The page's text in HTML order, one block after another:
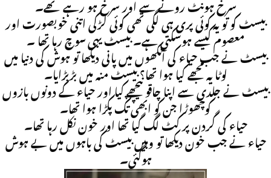
سرخ ہونٹ رونے سے اور سرخ ہو رہے تھے۔
بیسٹ کو تو یہ کوئی پری ہی لگی تھی کوئی لڑکی اتنی خوبصورت اور
معصوم کیسے ہوسکتی ہے۔ بیسٹ یہی سوچ رہا تھا ۔
بیسٹ نے جب حیاء کی آنکھوں میں پانی دیکھا تو ہوش کی دنیا میں
لوٹا یہ مجھے کیا ہوا تھا؟ بیسٹ منہ میں بڑبڑایا۔
بیسٹ نے جلدی سے اپنا چاقو پیچھے کیا اور حیاء کے دونوں بازوں
کوچھوڑا جن کو ابھی تک پکڑا ہوا تھا۔
حیاء کی گردن پر کٹ لگ گیا تھا اور خون نکل رہا تھا۔
حیاء نے جب خون دیکھا تو وہیں بیسٹ کی باہوں میں بے ہوش
ہوگئی۔